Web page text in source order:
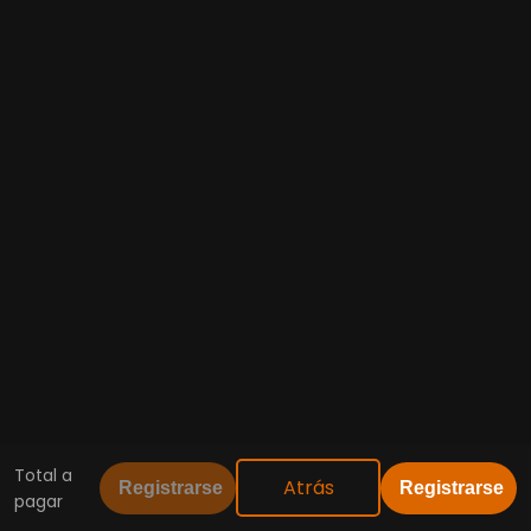
Total a
pagar
Registrarse Atrás Registrarse